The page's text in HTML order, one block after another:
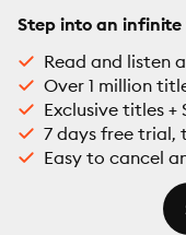
Step into an infinite
Read and listen
Over 1 million
Exclusive titles
7 days free trial,
Easy to cancel